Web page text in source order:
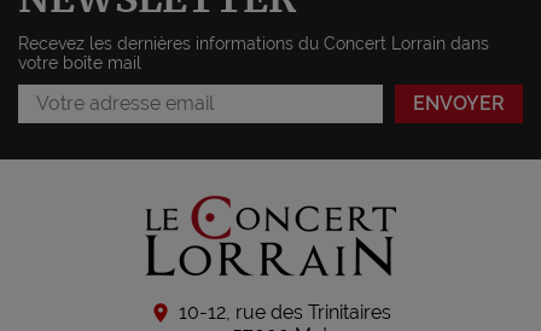
Recevez les dernières informations du Concert Lorrain dans
votre boîte mail
10-12, rue des Trinitaires